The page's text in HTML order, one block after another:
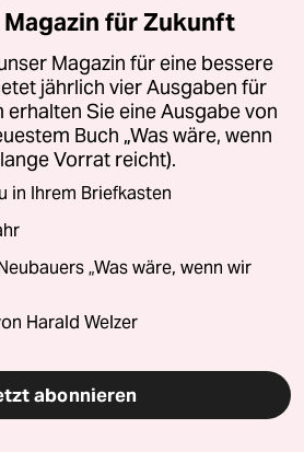
für Zukunft
Magazin für eine bessere
jährlich vier Ausgaben für
erhalten Sie eine Ausgabe von
Buch „Was wäre, wenn
Vorrat reicht).
in Ihrem Briefkasten
„Was wäre, wenn wir
Harald Welzer
abonnieren